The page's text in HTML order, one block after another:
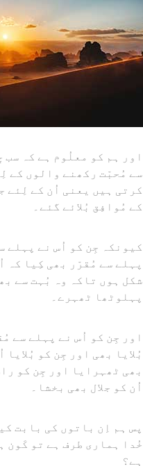
اور ہم کو معلُوم ہے کہ سب
سے مُحبّت رکھنے والوں کے
کرتی ہیں یعنی اُن کے لِئے
کے مُوافِق بُلائے گئے۔
کیونکہ جِن کو اُس نے پہلے
پہلے سے مُقرّر بھی کِیا کہ
شکل ہوں تاکہ وہ بُہت سے
پہلوٹھا ٹھہرے۔
اور جِن کو اُس نے پہلے سے
بُلایا بھی اور جِن کو بُلایا
بھی ٹھہرایا اور جِن کو
اُن کو جلال بھی بخشا۔
پس ہم اِن باتوں کی بابت
خُدا ہماری طرف ہے تو کَون
ہے؟